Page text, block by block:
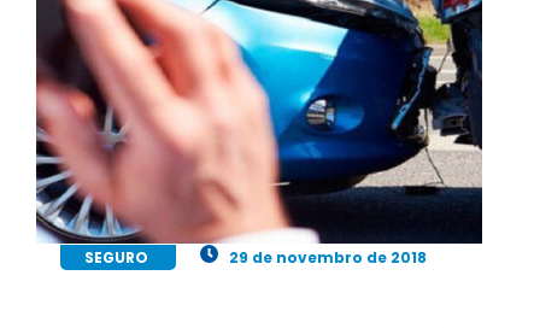
SEGURO 29 de novembro de 2018